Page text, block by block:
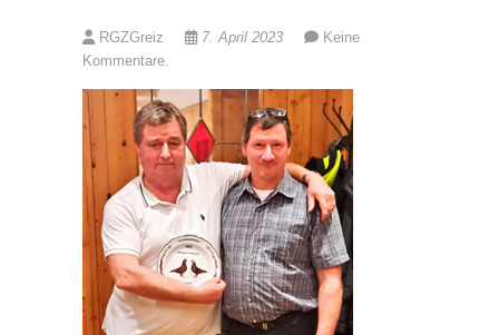
RGZGreiz 7. April 2023
Keine
Kommentare.